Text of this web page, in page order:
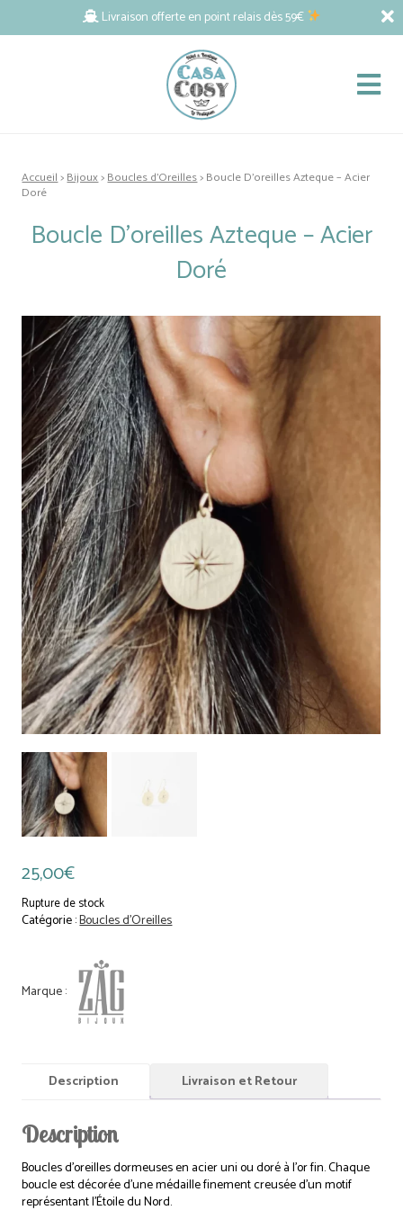
Livraison offerte en point relais dès 59€
Accueil>Bijoux>Boucles d'Oreilles> Boucle D’oreilles Azteque – Acier
Doré
Boucle D’oreilles Azteque – Acier
Doré
25,00€
Rupture de stock
Catégorie :Boucles d'Oreilles
Description Livraison et Retour
Description
Boucles d’oreilles dormeuses en acier uni ou doré à l’or fin. Chaque
boucle est décorée d’une médaille finement creusée d’un motif
représentant l’Étoile du Nord.